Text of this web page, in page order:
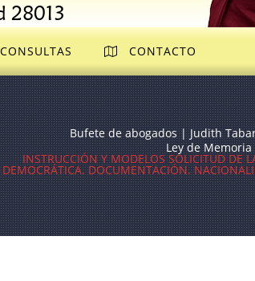
28013
CONSULTAS CONTACTO
Bufete de abogados | Judith
Ley de
INSTRUCCIÓN Y MODELOS SOLICITUD DE
DEMOCRÁTICA. DOCUMENTACIÓN.